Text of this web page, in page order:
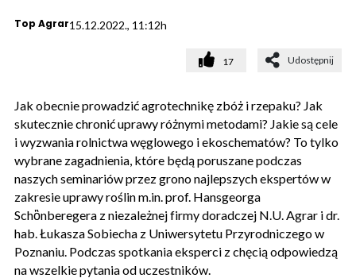
Top Agrar15.12.2022., 11:12h
17 Udostępnij
Jak obecnie prowadzić agrotechnikę zbóż i rzepaku? Jak
skutecznie chronić uprawy różnymi metodami? Jakie są cele
i wyzwania rolnictwa węglowego i ekoschematów? To tylko
wybrane zagadnienia, które będą poruszane podczas
naszych seminariów przez grono najlepszych ekspertów w
zakresie uprawy roślin m.in. prof. Hansgeorga
Schὃnberegera z niezależnej firmy doradczej N.U. Agrar i dr.
hab. Łukasza Sobiecha z Uniwersytetu Przyrodniczego w
Poznaniu. Podczas spotkania eksperci z chęcią odpowiedzą
na wszelkie pytania od uczestników.